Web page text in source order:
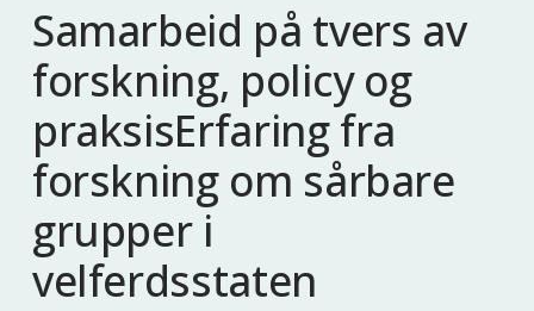
Samarbeid på tvers av
forskning, policy og
praksisErfaring fra
forskning om sårbare
grupper i
velferdsstaten